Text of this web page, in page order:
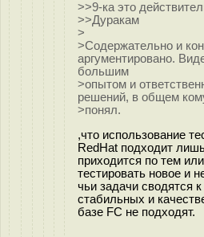
>>9-ка это
>>Дуракам
>
>Содержательно и
аргументировано.
большим
>опытом и
решений, в общем
>понял.
,что использование
RedHat подходит
приходится по тем
тестировать новое и
чьи задачи сводятся
стабильных и
базе FC не подходят.